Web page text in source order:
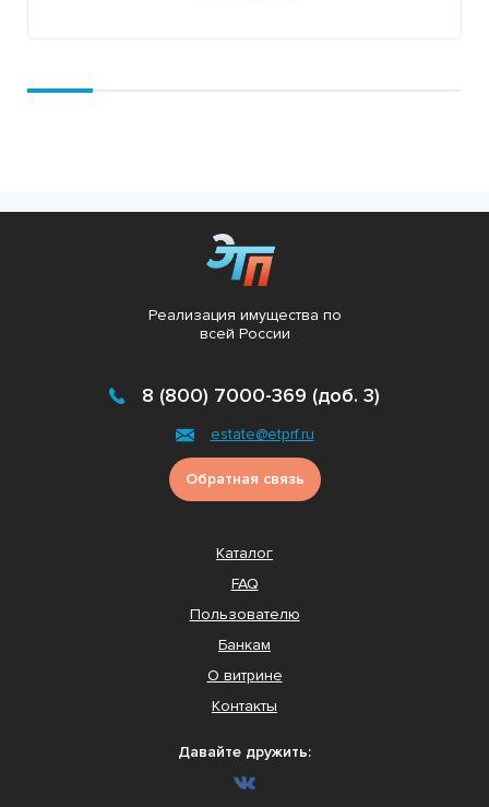
Реализация имущества по
всей России
8 (800) 7000-369 (доб. 3)
estate@etprf.ru
Обратная связь
Каталог
FAQ
Пользователю
Банкам
О витрине
Контакты
Давайте дружить: